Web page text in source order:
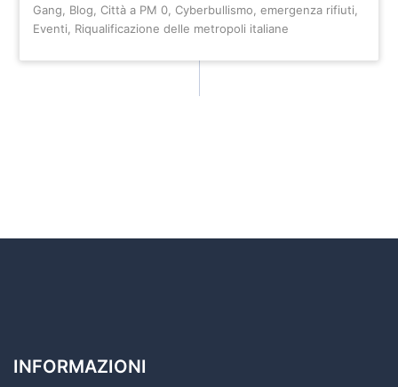
Gang
Blog ,Città a PM 0 ,Cyberbullismo ,emergenza rifiuti
Eventi
Riqualificazione delle metropoli italiane
INFORMAZIONI